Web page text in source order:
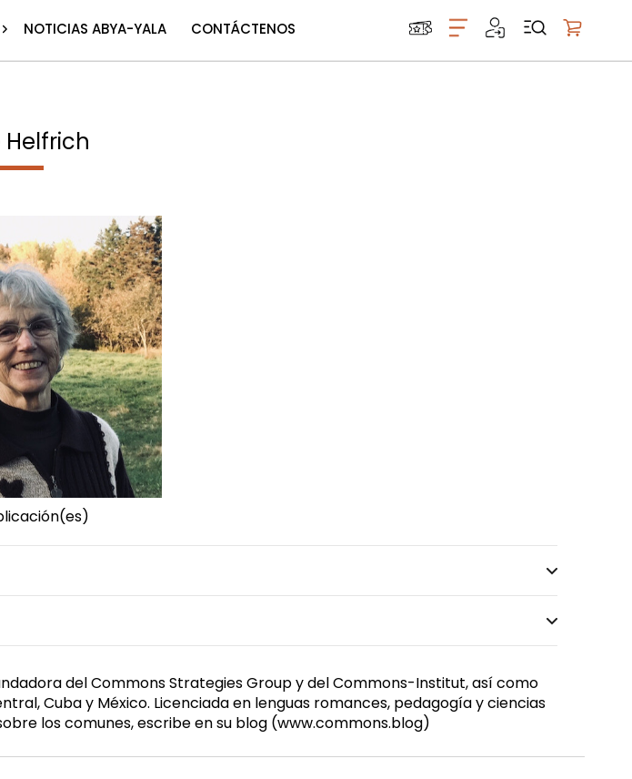
NOTICIAS ABYA-YALA CONTÁCTENOS
Helfrich
del Commons Strategies Group y del Commons-Institut, así como
Cuba y México. Licenciada en lenguas romances, pedagogía y ciencias
los comunes, escribe en su blog (www.commons.blog)